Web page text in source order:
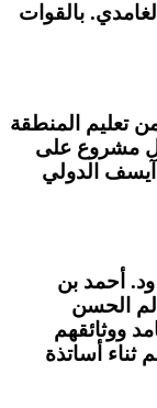
بالقوات
تعليم المنطقة
مشروع على
طالب في آيسف الدولي
ود. أحمد بن
الحسن
ووثائقهم
ثناء أساتذة